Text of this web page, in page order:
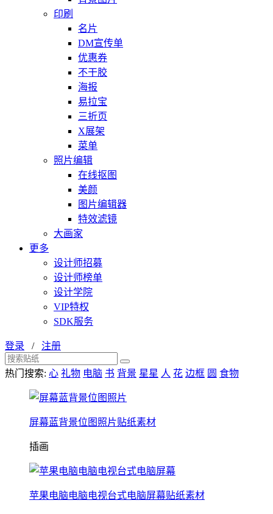
印刷
名片
DM宣传单
优惠券
不干胶
海报
易拉宝
三折页
X展架
菜单
照片编辑
在线抠图
美颜
图片编辑器
特效滤镜
大画家
更多
设计师招募
设计师榜单
设计学院
VIP特权
SDK服务
登录 / 注册
热门搜索: 心 礼物 电脑 书 背景 星星 人 花 边框 圆 食物
屏幕蓝背景位图照片贴纸素材
插画
苹果电脑电脑电视台式电脑屏幕贴纸素材